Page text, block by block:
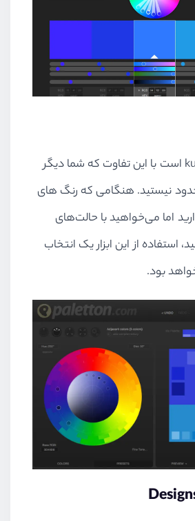
این ابزار مشابه kuler است با این تفاوت که شما دیگر
محدود نیستید. هنگامی که رنگ های
اما می‌خواهید با حالت‌های
استفاده از این ابزار یک انتخاب
بود.